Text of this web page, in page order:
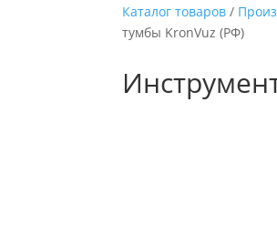
Каталог товаров /
тумбы KronVuz (РФ)